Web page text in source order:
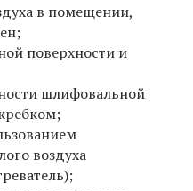
в помещении,
поверхности и
шлифовальной
воздуха